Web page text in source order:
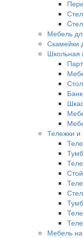
Мебель
Скамейки
Школьная
Тележки и
Мебель на